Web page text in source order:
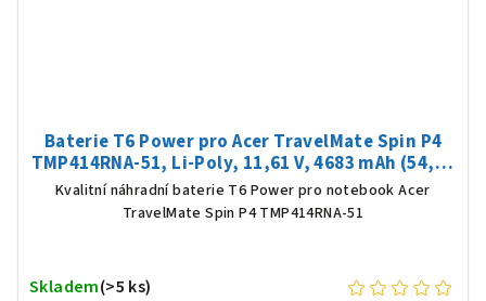
Baterie T6 Power pro Acer TravelMate Spin P4
TMP414RNA-51, Li-Poly, 11,61 V, 4683 mAh (54,36
Wh), černá
Kvalitní náhradní baterie T6 Power pro notebook Acer
TravelMate Spin P4 TMP414RNA-51
Skladem(>5 ks)